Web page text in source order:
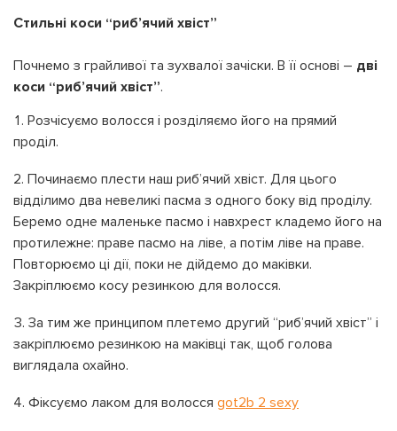
Стильні коси “риб’ячий хвіст”
Почнемо з грайливої та зухвалої зачіски. В її основі – дві
коси “риб’ячий хвіст”.
Розчісуємо волосся і розділяємо його на прямий
проділ.
Починаємо плести наш риб’ячий хвіст. Для цього
відділимо два невеликі пасма з одного боку від проділу.
Беремо одне маленьке пасмо і навхрест кладемо його на
протилежне: праве пасмо на ліве, а потім ліве на праве.
Повторюємо ці дії, поки не дійдемо до маківки.
Закріплюємо косу резинкою для волосся.
За тим же принципом плетемо другий “риб’ячий хвіст” і
закріплюємо резинкою на маківці так, щоб голова
виглядала охайно.
Фіксуємо лаком для волосся got2b 2 sexy